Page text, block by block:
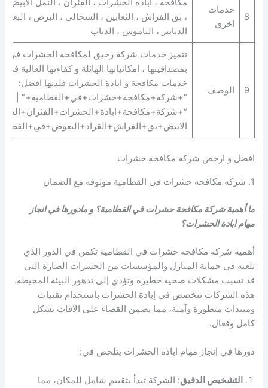
8
خدمات
اخري
مكافحة ، ابادة الحشرات ، الفئران ، النمل الابيض ،
، بق الفراش ، الثعابين ، السحالي ، البرص ،
الدبابير ، الناموس ، الذباب
9 الوصف
تتميز خدمات شركة رحيق لمكافحة الحشرات في
بمصداقيتها ، امكانياتها الهائلة و كفاءتها العالية
خدمات مكافحة و ابادة الحشرات فلديها افضل:
“+شركة+مكافحة+حشرات+في+القطامية+” |
افضل و ارخص شركة مكافحة حشرات
1. شركه مكافحه حشرات في القطامية موثوقه مع الضمان
ما أهمية شركة مكافحة حشرات في القطامية؟ و مادورها في انجاز
مهام ابادة الحشرات؟
أهمية شركة مكافحة حشرات في القطامية تكمن في الدور الذي
تلعبه في حماية المنازل والمؤسسات من الحشرات الضارة التي
قد تسبب مشكلات صحية خطيرة وتؤدي إلى تدهور البيئة المحيطة.
هذه الشركات تتخصص في إبادة الحشرات باستخدام تقنيات
ومبيدات متطورة وآمنة، مما يضمن القضاء على الآفات بشكل
كامل وفعال.
دورها في إنجاز مهام إبادة الحشرات يتلخص في:
التشخيص الدقيق: الشركة تبدأ بتقييم شامل للمكان، مما